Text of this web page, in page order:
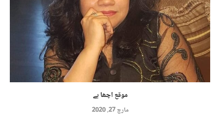
موقع اچھا ہے
مارچ 27, 2020